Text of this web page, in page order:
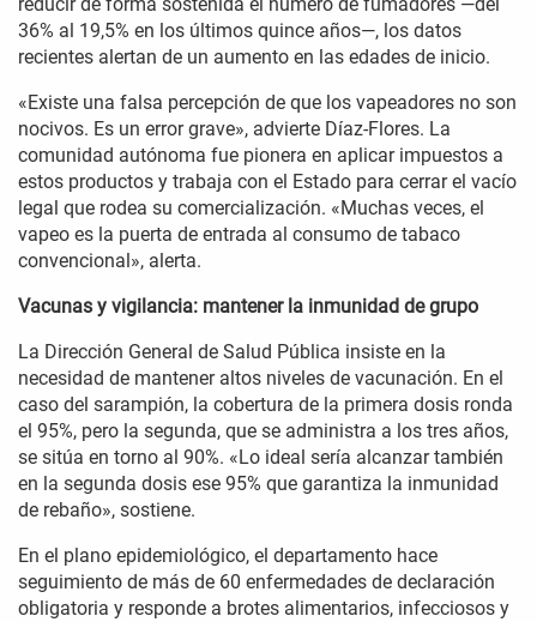
36% al 19,5% en los últimos quince años—, los datos
recientes alertan de un aumento en las edades de inicio.
«Existe una falsa percepción de que los vapeadores no son
nocivos. Es un error grave», advierte Díaz-Flores. La
comunidad autónoma fue pionera en aplicar impuestos a
estos productos y trabaja con el Estado para cerrar el vacío
legal que rodea su comercialización. «Muchas veces, el
vapeo es la puerta de entrada al consumo de tabaco
convencional», alerta.
Vacunas y vigilancia: mantener la inmunidad de grupo
La Dirección General de Salud Pública insiste en la
necesidad de mantener altos niveles de vacunación. En el
caso del sarampión, la cobertura de la primera dosis ronda
el 95%, pero la segunda, que se administra a los tres años,
se sitúa en torno al 90%. «Lo ideal sería alcanzar también
en la segunda dosis ese 95% que garantiza la inmunidad
de rebaño», sostiene.
En el plano epidemiológico, el departamento hace
seguimiento de más de 60 enfermedades de declaración
obligatoria y responde a brotes alimentarios, infecciosos y